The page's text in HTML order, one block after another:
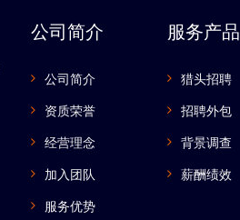
公司简介
公司简介
资质荣誉
经营理念
加入团队
服务优势
服务产品
猎头招聘
招聘外包
背景调查
薪酬绩效